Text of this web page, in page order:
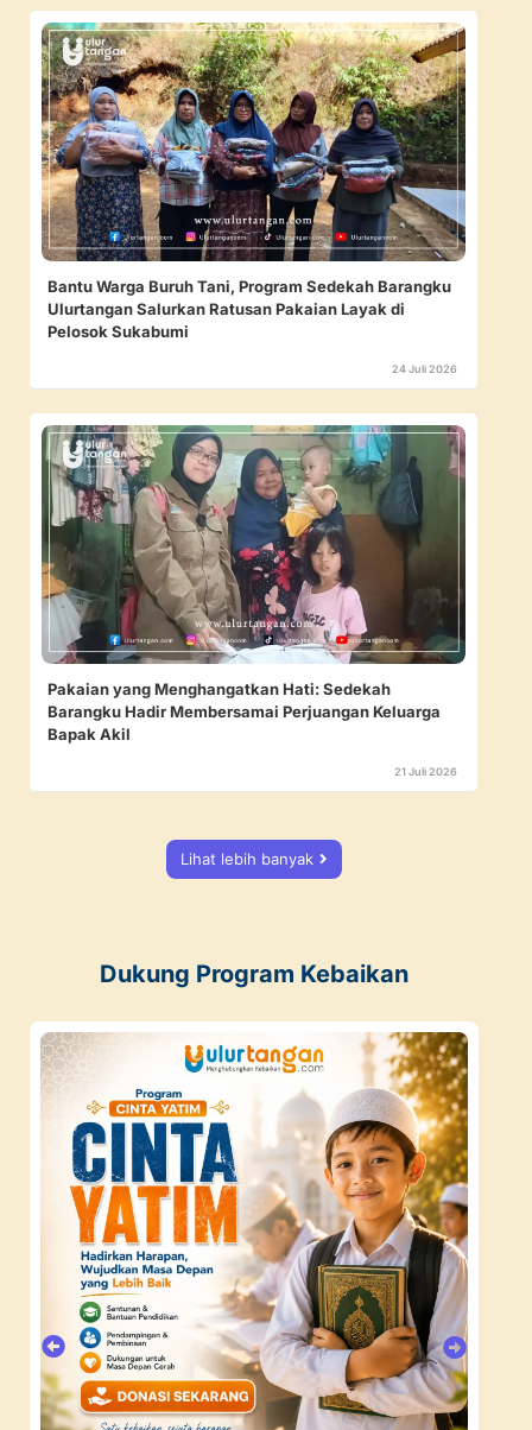
Bantu Warga Buruh Tani, Program Sedekah Barangku
Ulurtangan Salurkan Ratusan Pakaian Layak di
Pelosok Sukabumi
24 Juli 2026
Pakaian yang Menghangatkan Hati: Sedekah
Barangku Hadir Membersamai Perjuangan Keluarga
Bapak Akil
21 Juli 2026
Lihat lebih banyak
Dukung Program Kebaikan